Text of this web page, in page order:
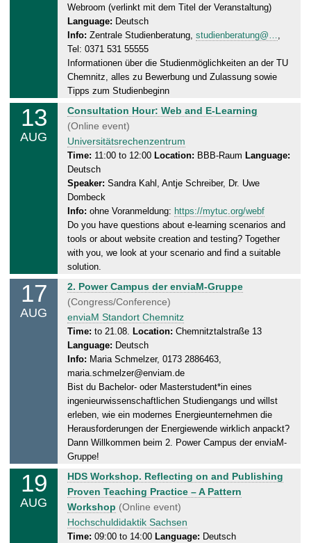
2
0
2
6
s
d
a
y
1
.
0
8
2
0
2
6
Webroom (verlinkt mit dem Titel der Veranstaltung)
Language: Deutsch
Info: Zentrale Studienberatung, studienberatung@…,
Tel: 0371 531 55555
Informationen über die Studienmöglichkeiten an der TU
Chemnitz, alles zu Bewerbung und Zulassung sowie
Tipps zum Studienbeginn
13
AUG
T
h
u
r
s
d
a
y
3
0
8
.
2
0
2
6
Consultation Hour: Web and E-Learning
(Online event)
Universitätsrechenzentrum
Time: 11:00 to 12:00 Location: BBB-Raum Language:
Deutsch
Speaker: Sandra Kahl, Antje Schreiber, Dr. Uwe
Dombeck
Info: ohne Voranmeldung: https://mytuc.org/webf
Do you have questions about e-learning scenarios and
tools or about website creation and testing? Together
with you, we look at your scenario and find a suitable
solution.
17
AUG
M
o
n
d
a
y
,
2
.
0
8
2
0
2
6
2. Power Campus der enviaM-Gruppe
(Congress/Conference)
enviaM Standort Chemnitz
Time: to 21.08. Location: Chemnitztalstraße 13
Language: Deutsch
Info: Maria Schmelzer, 0173 2886463,
maria.schmelzer@enviam.de
Bist du Bachelor- oder Masterstudent*in eines
ingenieurwissenschaftlichen Studiengangs und willst
erleben, wie ein modernes Energieunternehmen die
Herausforderungen der Energiewende wirklich anpackt?
Dann Willkommen beim 2. Power Campus der enviaM-
Gruppe!
19
AUG
W
e
d
n
e
HDS Workshop. Reflecting on and Publishing
Proven Teaching Practice – A Pattern
Workshop (Online event)
Hochschuldidaktik Sachsen
Time: 09:00 to 14:00 Language: Deutsch